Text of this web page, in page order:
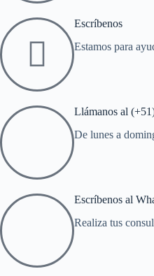
Escríbenos
Estamos para
Llámanos al
De lunes a
Escríbenos al
Realiza tus